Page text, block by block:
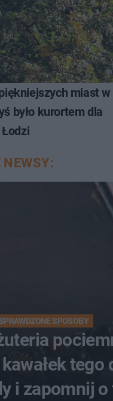
miast
było kurortem dla
SPOSOBY
kawałek tego
i zapomnij o